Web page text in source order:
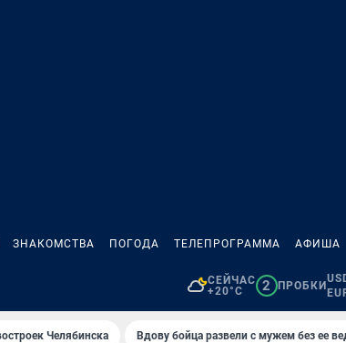
ЗНАКОМСТВА ПОГОДА ТЕЛЕПРОГРАММА АФИША
СЕЙЧАС
+20°C
2 ПРОБКИ
Челябинска Вдову бойца развели с мужем без ее